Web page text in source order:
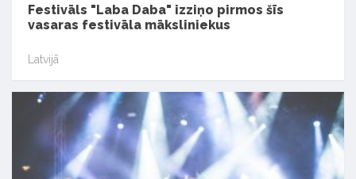
Festivāls "Laba Daba" izziņo pirmos šīs
vasaras festivāla māksliniekus
Latvijā